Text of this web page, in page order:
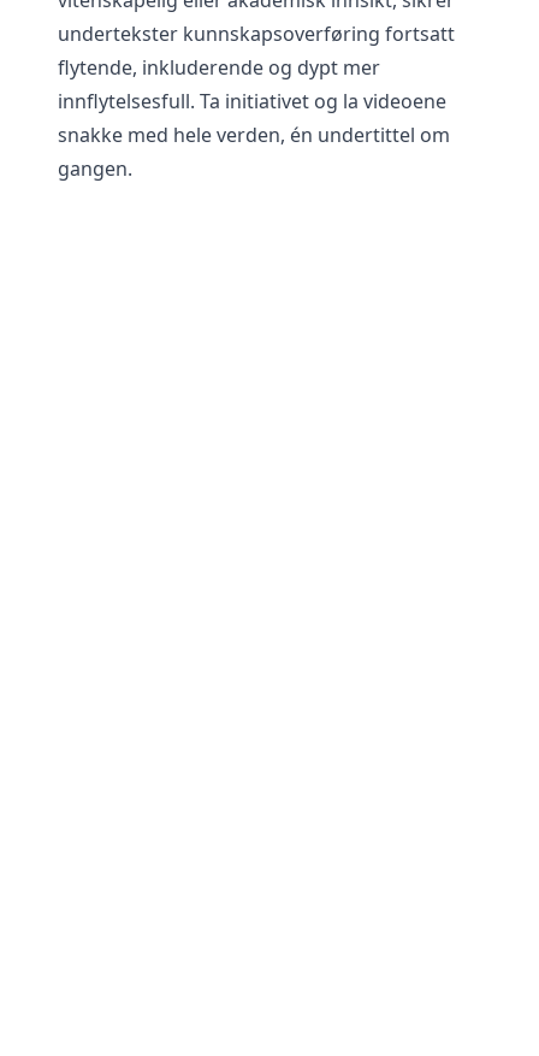
undertekster kunnskapsoverføring fortsatt
flytende, inkluderende og dypt mer
innflytelsesfull. Ta initiativet og la videoene
snakke med hele verden, én undertittel om
gangen.